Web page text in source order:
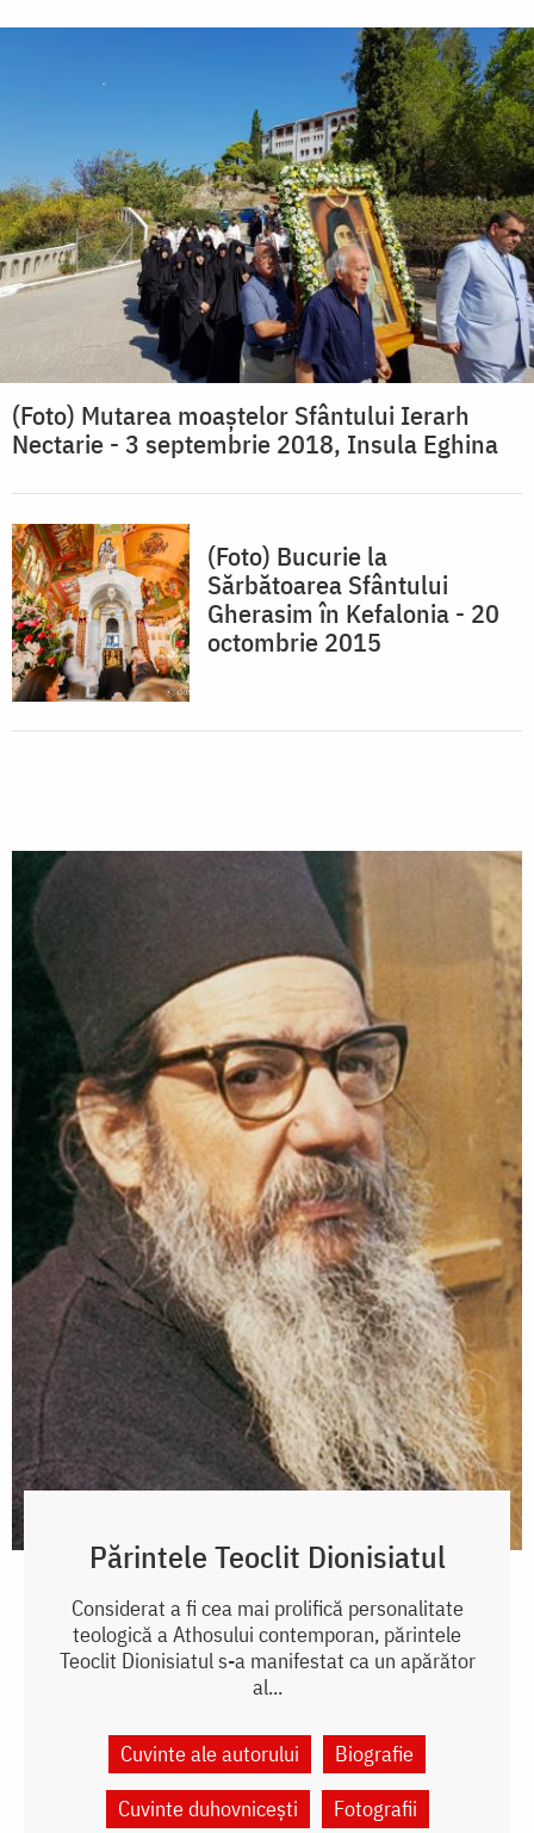
(Foto) Mutarea moaștelor Sfântului Ierarh
Nectarie - 3 septembrie 2018, Insula Eghina
(Foto) Bucurie la
Sărbătoarea Sfântului
Gherasim în Kefalonia - 20
octombrie 2015
Părintele Teoclit Dionisiatul
Considerat a fi cea mai prolifică personalitate
teologică a Athosului contemporan, părintele
Teoclit Dionisiatul s-a manifestat ca un apărător
al...
Cuvinte ale autorului
Biografie
Cuvinte duhovnicești
Fotografii